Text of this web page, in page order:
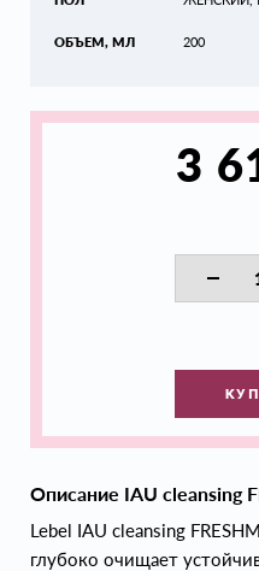
ОБЪЕМ, МЛ 200
3
Описание IAU cleansing
Lebel IAU cleansing
глубоко очищает